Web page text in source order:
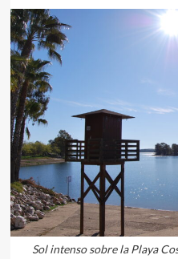
Sol intenso sobre la Playa